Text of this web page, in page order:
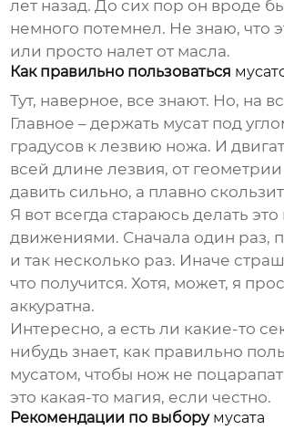
лет назад. До сих пор он вроде
немного потемнел. Не знаю, что
или просто налет от масла.
Как правильно пользоваться
Тут, наверное, все знают. Но, на
Главное – держать мусат под
градусов к лезвию ножа. И
всей длине лезвия, от
давить сильно, а плавно
Я вот всегда стараюсь делать
движениями. Сначала один раз,
и так несколько раз. Иначе
что получится. Хотя, может, я
аккуратна.
Интересно, а есть ли какие-то
нибудь знает, как правильно
мусатом, чтобы нож не
это какая-то магия, если честно.
Рекомендации по выбору мусата